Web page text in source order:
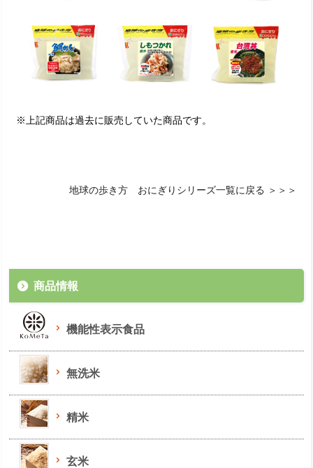
※上記商品は過去に販売していた商品です。
地球の歩き方 おにぎりシリーズ一覧に戻る ＞＞＞
商品情報
機能性表示食品
無洗米
精米
玄米